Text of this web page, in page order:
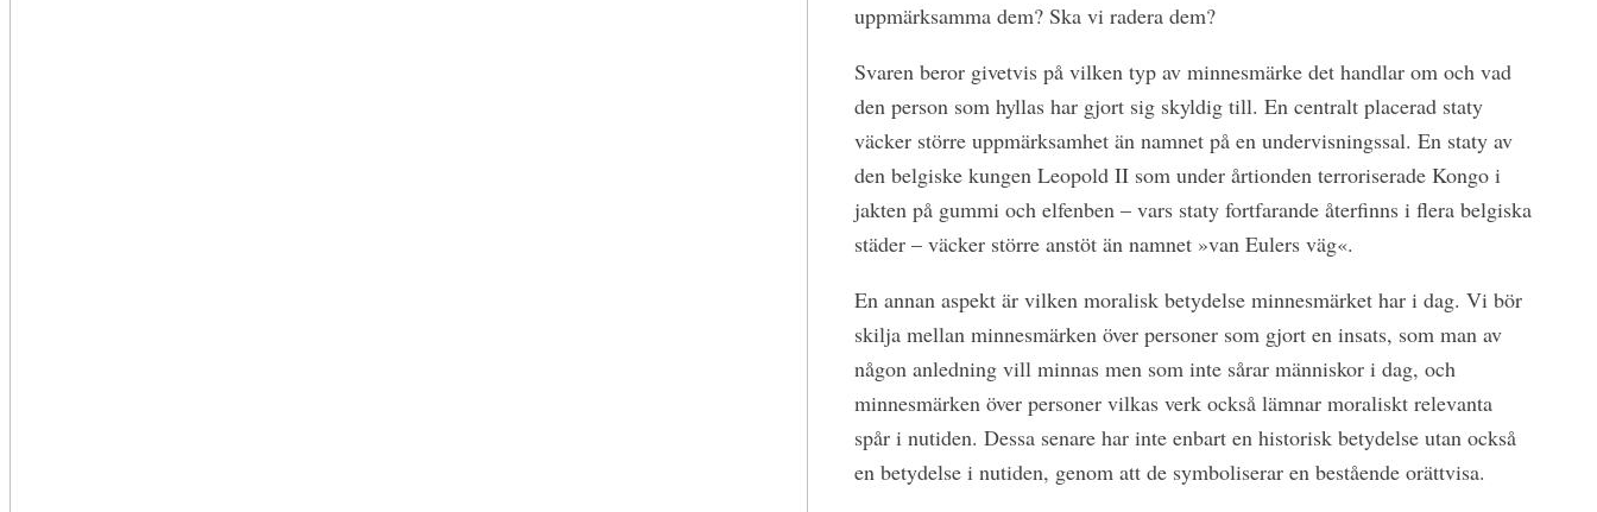
uppmärksamma dem? Ska vi radera dem?
Svaren beror givetvis på vilken typ av minnesmärke det handlar om och vad
den person som hyllas har gjort sig skyldig till. En centralt placerad staty
väcker större uppmärksamhet än namnet på en undervisningssal. En staty av
den belgiske kungen Leopold II som under årtionden terroriserade Kongo i
jakten på gummi och elfenben – vars staty fortfarande återfinns i flera belgiska
städer – väcker större anstöt än namnet »van Eulers väg«.
En annan aspekt är vilken moralisk betydelse minnesmärket har i dag. Vi bör
skilja mellan minnesmärken över personer som gjort en insats, som man av
någon anledning vill minnas men som inte sårar människor i dag, och
minnesmärken över personer vilkas verk också lämnar moraliskt relevanta
spår i nutiden. Dessa senare har inte enbart en historisk betydelse utan också
en betydelse i nutiden, genom att de symboliserar en bestående orättvisa.